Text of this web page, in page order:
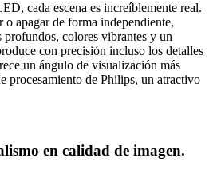
cada escena es increíblemente real.
o apagar de forma independiente,
colores vibrantes y un
con precisión incluso los detalles
un ángulo de visualización más
procesamiento de Philips, un atractivo
en calidad de imagen.